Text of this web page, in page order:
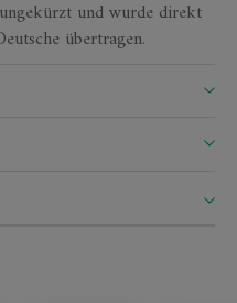
und wurde direkt
übertragen.